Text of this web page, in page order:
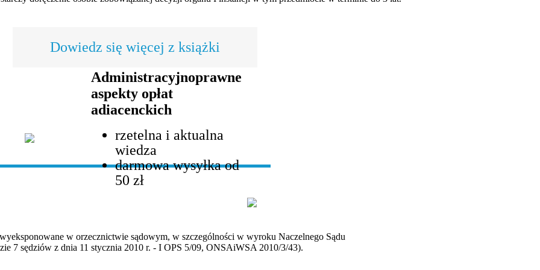
Dowiedz się więcej z książki
Administracyjnoprawne
aspekty opłat
adiacenckich
rzetelna i aktualna
wiedza
darmowa wysyłka od
50 zł
w orzecznictwie sądowym, w szczególności w wyroku Naczelnego Sądu
7 sędziów z dnia 11 stycznia 2010 r. - I OPS 5/09, ONSAiWSA 2010/3/43).